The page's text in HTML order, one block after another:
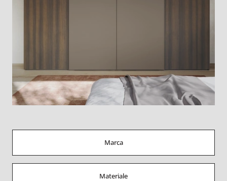
Marca
Materiale